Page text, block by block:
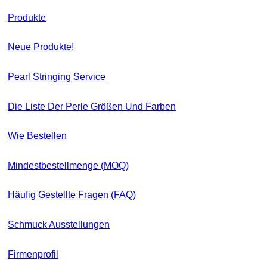
Produkte
Neue Produkte!
Pearl Stringing Service
Die Liste Der Perle Größen Und Farben
Wie Bestellen
Mindestbestellmenge (MOQ)
Häufig Gestellte Fragen (FAQ)
Schmuck Ausstellungen
Firmenprofil